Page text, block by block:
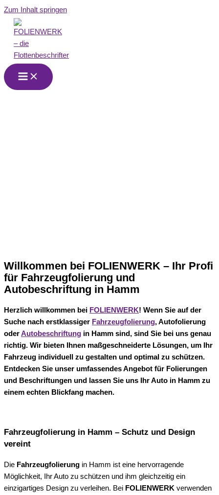
Zum Inhalt springen
Willkommen bei FOLIENWERK – Ihr Profi
für Fahrzeugfolierung und
Autobeschriftung in Hamm
Herzlich willkommen bei FOLIENWERK! Wenn Sie auf der
Suche nach erstklassiger Fahrzeugfolierung, Autofolierung
oderAutobeschriftung in Hamm sind, sind Sie bei uns genau
richtig. Wir bieten Ihnen maßgeschneiderte Lösungen, um Ihr
Fahrzeug individuell zu gestalten und optimal zu schützen.
Entdecken Sie unser umfassendes Angebot für Folierungen
und Beschriftungen und lassen Sie uns Ihr Auto in Hamm zu
einem echten Blickfang machen.
Fahrzeugfolierung in Hamm – Schutz und Design
vereint
Die Fahrzeugfolierung in Hamm ist eine hervorragende
Möglichkeit, Ihr Auto zu schützen und ihm gleichzeitig ein
einzigartiges Design zu verleihen. Bei FOLIENWERK verwenden